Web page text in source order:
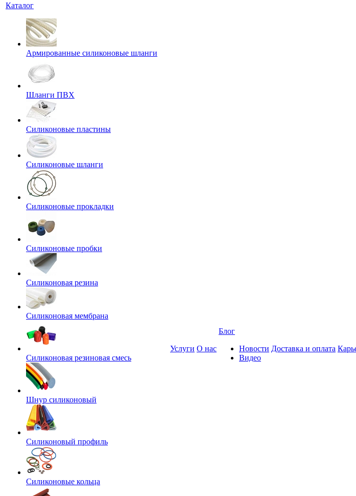
Каталог
Армированные силиконовые шланги
Шланги ПВХ
Силиконовые пластины
Силиконовые шланги
Силиконовые прокладки
Силиконовые пробки
Силиконовая резина
Силиконовая мембрана
Силиконовая резиновая смесь
Шнур силиконовый
Силиконовый профиль
Силиконовые кольца
Услуги О нас
Блог
Новости
Видео
Доставка и оплата